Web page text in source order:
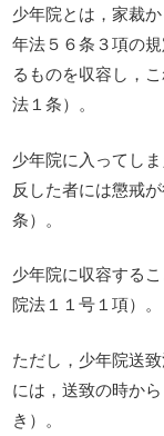
少年院とは，家裁
年法５６条３項の
るものを収容し，
法１条）。
少年院に入ってし
反した者には懲戒
条）。
少年院に収容する
院法１１号１項）。
ただし，少年院送
には，送致の時か
き）。